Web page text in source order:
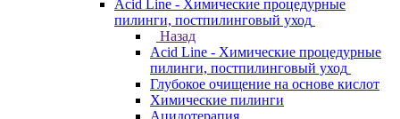
Acid Line - Химические процедурные
пилинги, постпилинговый уход
Назад
Acid Line - Химические процедурные
пилинги, постпилинговый уход
Глубокое очищение на основе кислот
Химические пилинги
Ацидотерапия